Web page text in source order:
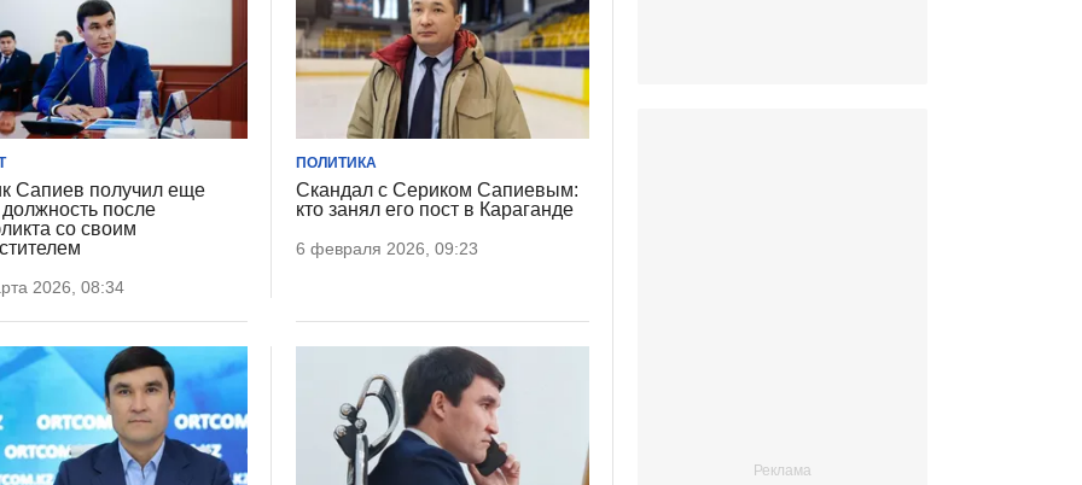
Сапиев получил еще
после
со своим
2026, 08:34
ПОЛИТИКА
Скандал с Сериком Сапиевым:
кто занял его пост в Караганде
6 февраля 2026, 09:23